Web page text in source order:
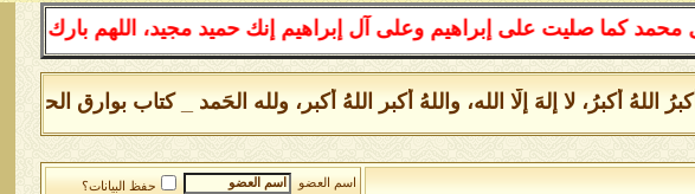
صليت على إبراهيم وعلى آل إبراهيم إنك حميد مجيد، اللهم بارك على
اللهُ أكبرُ، لا إلهَ إلَّا الله، واللهُ أكبر اللهُ أكبر، ولله الحَمد _ كتاب بوارق
اسم العضو
حفظ البيانات؟